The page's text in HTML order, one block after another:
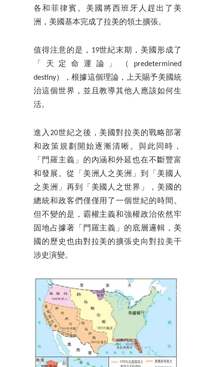
各和菲律賓。美國將西班牙人趕出了美
洲，美國基本完成了拉美的領土擴張。
值得注意的是，19世紀末期，美國形成了
「天定命運論」（predetermined
destiny），根據這個理論，上天賜予美國統
治這個世界，並且教導其他人應該如何生
活。
進入20世紀之後，美國對拉美的戰略部署
和政策規劃開始逐漸清晰。與此同時，
「門羅主義」的內涵和外延也在不斷豐富
和發展。從「美洲人之美洲」到「美國人
之美洲」再到「美國人之世界」，美國的
總統和政客們僅僅用了一個世紀的時間。
但不變的是，霸權主義和強權政治依然牢
固地占據著「門羅主義」的底層邏輯，美
國的歷史也由對拉美的擴張史向對拉美干
涉史演變。